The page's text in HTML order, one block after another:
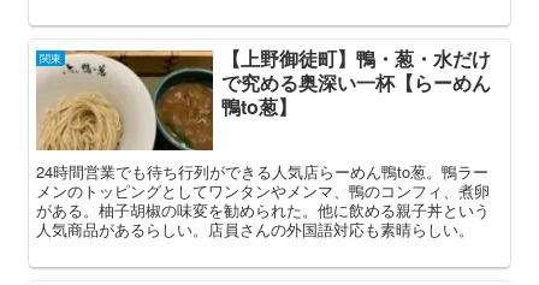
関東
【上野御徒町】鴨・葱・水だけ
で究める奥深い一杯【らーめん
鴨to葱】
24時間営業でも待ち行列ができる人気店らーめん鴨to葱。鴨ラー
メンのトッピングとしてワンタンやメンマ、鴨のコンフィ、煮卵
がある。柚子胡椒の味変を勧められた。他に飲める親子丼という
人気商品があるらしい。店員さんの外国語対応も素晴らしい。